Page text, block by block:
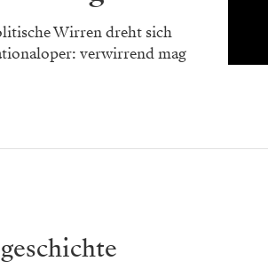
Wirren dreht sich
verwirrend mag